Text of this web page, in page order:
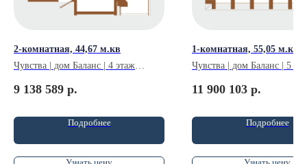
2-комнатная, 44,67 м.кв
Чувства | дом Баланс | 4 этаж
9 138 589 р.
Подробнее
1-комнатная, 55,05 м.кв
Чувства | дом Баланс | 5
11 900 103 р.
Подробнее
Отдел продаж
+7 927 725 06-30
Отдел снабжения
Отдел по работе с
Отдел продаж
+7 922 620-52-55